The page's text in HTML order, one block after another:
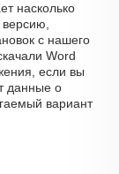
насколько
с нашего
Word
если вы
данные о
вариант